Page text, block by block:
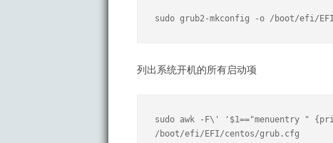
sudo grub2-mkconfig -o /boot/efi/
列出系统开机的所有启动项
sudo awk -F\' '$1=="menuentry "
/boot/efi/EFI/centos/grub.cfg